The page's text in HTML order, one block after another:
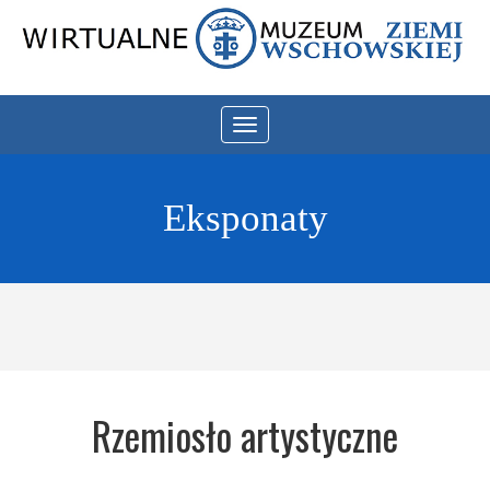
Toggle
navigation
Eksponaty
Rzemiosło artystyczne